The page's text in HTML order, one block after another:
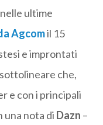
ultime
Agcomil 15
e improntati
che,
e con i principali
una nota di Dazn –